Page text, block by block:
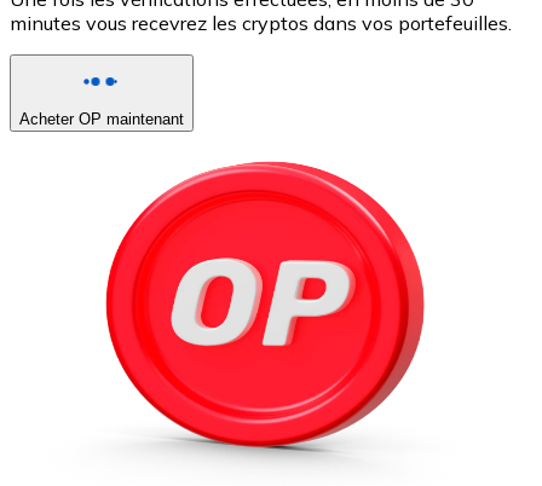
minutes vous recevrez les cryptos dans vos portefeuilles.
Acheter OP maintenant